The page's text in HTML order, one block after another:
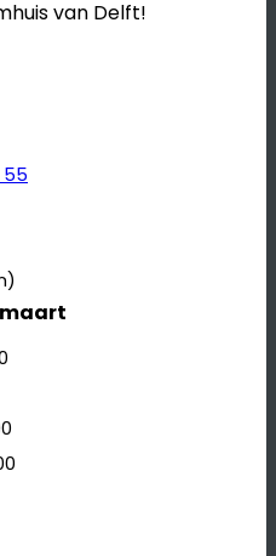
van Delft!
55
maart